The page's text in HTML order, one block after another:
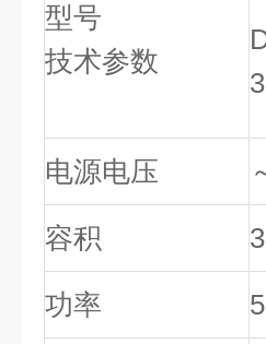
型号
技术参数
电源电压
容积
功率